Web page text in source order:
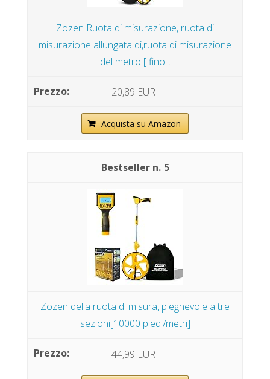
Zozen Ruota di misurazione, ruota di
misurazione allungata di,ruota di misurazione
del metro [ fino...
20,89 EUR
Acquista su Amazon
5
Zozen della ruota di misura, pieghevole a tre
sezioni[10000 piedi/metri]
44,99 EUR